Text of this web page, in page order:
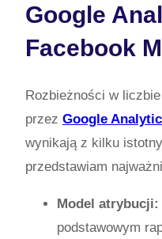
Google
Facebook
Rozbieżności w
przez Google
wynikają z kilku
przedstawiam
Model atrybucji:
podstawowym